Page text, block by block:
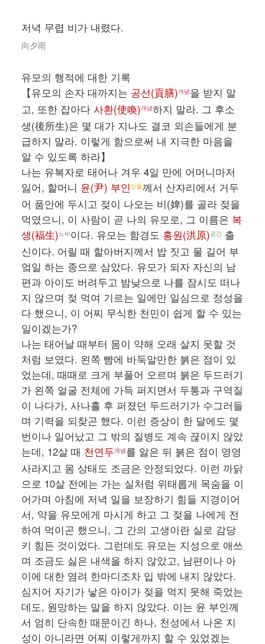
저녁 무렵 비가 내렸다.
向夕雨
유모의 행적에 대한 기록
【유모의 손자 대까지는 공선(貢膳)개념을 받지 말
고, 또한 잡아다 사환(使喚)개념하지 말라. 그 후소
생(後所生)은 몇 대가 지나도 결코 외손들에게 분
급하지 말라. 이렇게 함으로써 내 지극한 마음을
알 수 있도록 하라】
나는 유복자로 태어나 겨우 4일 만에 어머니마저
잃어, 할머니 윤(尹) 부인 인물께서 산자리에서 거두
어 품안에 두시고 젖이 나오는 비(婢)를 골라 젖을
먹였으니, 이 사람이 곧 나의 유모로, 그 이름은 복
생(福生)노비이다. 유모는 함경도 홍원(洪原)공간 출
신이다. 어릴 때 할아버지께서 밥 짓고 물 길어 부
엌일 하는 종으로 삼았다. 유모가 되자 자신의 남
편과 아이도 버려두고 밤낮으로 나를 잠시도 떠나
지 않으며 젖 먹여 기르는 일에만 일심으로 정성을
다 했으니, 이 어찌 무식한 천민이 쉽게 할 수 있는
일이겠는가?
나는 태어날 때부터 몸이 약해 오래 살지 못할 것
처럼 보였다. 왼쪽 뺨에 바둑알만한 붉은 점이 있
었는데, 때때로 크게 부풀어 오르며 붉은 두드러기
가 왼쪽 얼굴 전체에 가득 퍼지면서 두통과 구역질
이 나다가, 사나흘 후 퍼졌던 두드러기가 수그러들
며 기력을 되찾곤 했다. 이런 증상이 한 달에도 몇
번이나 일어났고 그 밖의 질병도 계속 끊이지 않았
는데, 12살 때 천연두개념를 앓은 뒤 붉은 점이 영영
사라지고 몸 상태도 조금은 안정되었다. 이런 까닭
으로 10살 전에는 가는 실처럼 위태롭게 목숨을 이
어가며 아침에 저녁 일을 보장하기 힘들 지경이어
서, 약을 유모에게 마시게 하고 그 젖을 나에게 전
하여 먹이곤 했으니, 그 간의 고생이란 실로 감당
키 힘든 것이었다. 그런데도 유모는 지성으로 애쓰
며 조금도 싫은 내색을 하지 않았고, 남편이나 아
이에 대한 염려 한마디조차 입 밖에 내지 않았다.
심지어 자기가 낳은 아이가 젖을 먹지 못해 죽었는
데도, 원망하는 말을 하지 않았다. 이는 윤 부인께
서 엄히 단속한 때문이긴 하나, 천성에서 나온 지
성이 아니라면 어찌 이렇게까지 할 수 있었겠는